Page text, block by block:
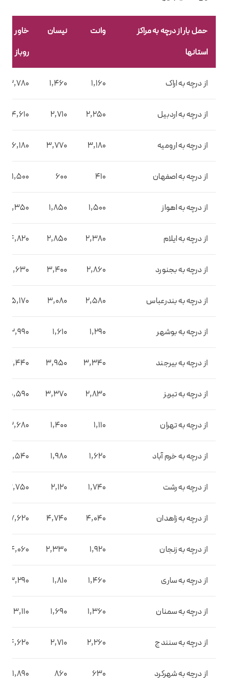
حمل بار از درچه به مراکز
استانها
وانت نیسان
خاور
روباز
از درچه به اراک 1,160
1,460
2,780
از درچه به اردبیل 2,250
2,710
4,610
از درچه به ارومیه 3,180
3,770
6,180
از درچه به اصفهان 410
600
1,500
از درچه به اهواز 1,500
1,850
3,350
از درچه به ایلام 2,380
2,850
4,820
از درچه به بجنورد 2,860
3,400
5,630
از درچه به بندرعباس 2,580
3,080
5,170
از درچه به بوشهر 1,290
1,610
2,990
از درچه به بیرجند 3,340
3,950
6,440
از درچه به تبریز 2,830
3,370
5,590
از درچه به تهران 1,110
1,400
2,680
از درچه به خرم آباد 1,620
1,980
3,540
از درچه به رشت 1,740
2,120
3,750
از درچه به زاهدان 4,040
4,740
7,620
از درچه به زنجان 1,920
2,330
4,060
از درچه به ساری 1,460
1,810
3,290
از درچه به سمنان 1,360
1,690
3,110
از درچه به سنندج 2,260
2,710
4,620
از درچه به شهرکرد 630
860
1,890